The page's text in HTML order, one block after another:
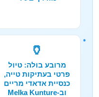
🏺
מרובע בולה: טיול
פרטי בעתיקות טייה,
כנסיית אדאדי מריים
וב-Melka Kunture